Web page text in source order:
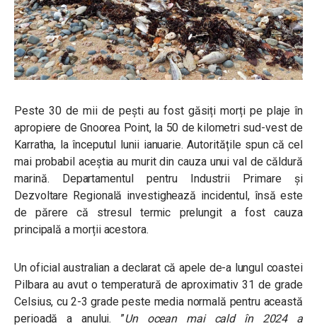
Peste 30 de mii de pești au fost găsiți morți pe plaje în
apropiere de Gnoorea Point, la 50 de kilometri sud-vest de
Karratha, la începutul lunii ianuarie. Autoritățile spun că cel
mai probabil aceștia au murit din cauza unui val de căldură
marină. Departamentul pentru Industrii Primare și
Dezvoltare Regională investighează incidentul, însă este
de părere că stresul termic prelungit a fost cauza
principală a morții acestora.
Un oficial australian a declarat că apele de-a lungul coastei
Pilbara au avut o temperatură de aproximativ 31 de grade
Celsius, cu 2-3 grade peste media normală pentru această
perioadă a anului. ”Un ocean mai cald în 2024 a